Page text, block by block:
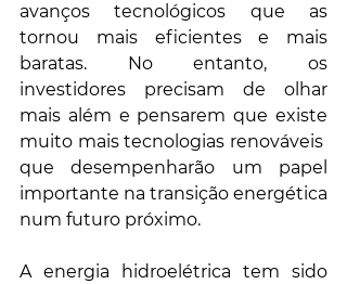
avanços tecnológicos que as
tornou mais eficientes e mais
baratas. No entanto, os
investidores precisam de olhar
mais além e pensarem que existe
muito mais tecnologias renováveis ​​
que desempenharão um papel
importante na transição energética
num futuro próximo.
A energia hidroelétrica tem sido